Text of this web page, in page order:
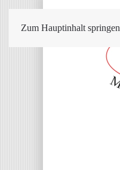
Zum Hauptinhalt springen